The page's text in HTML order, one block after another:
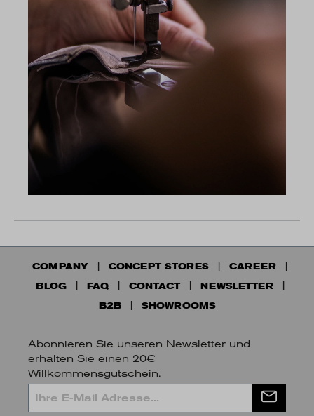
COMPANY CONCEPT STORES
CAREER
BLOG
FAQ CONTACT
NEWSLETTER
B2B
SHOWROOMS
Abonnieren Sie unseren Newsletter und
erhalten Sie einen 20€
Willkommensgutschein.